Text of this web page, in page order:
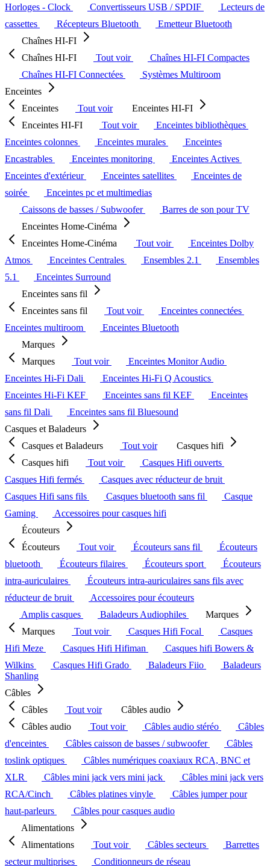
Horloges - Clock
Convertisseurs USB / SPDIF
Lecteurs de
cassettes
Récepteurs Bluetooth
Emetteur Bluetooth
Chaînes HI-FI
Chaînes HI-FI
Tout voir
Chaînes HI-FI Compactes
Chaînes HI-FI Connectées
Systèmes Multiroom
Enceintes
Enceintes
Tout voir
Enceintes HI-FI
Enceintes HI-FI
Tout voir
Enceintes bibliothèques
Enceintes colonnes
Enceintes murales
Enceintes
Encastrables
Enceintes monitoring
Enceintes Actives
Enceintes d'extérieur
Enceintes satellites
Enceintes de
soirée
Enceintes pc et multimedias
Caissons de basses / Subwoofer
Barres de son pour TV
Enceintes Home-Cinéma
Enceintes Home-Cinéma
Tout voir
Enceintes Dolby
Atmos
Enceintes Centrales Ensembles 2.1
Ensembles
5.1
Enceintes Surround
Enceintes sans fil
Enceintes sans fil
Tout voir
Enceintes connectées
Enceintes multiroom
Enceintes Bluetooth
Marques
Marques
Tout voir
Enceintes Monitor Audio
Enceintes Hi-Fi Dali
Enceintes Hi-Fi Q Acoustics
Enceintes Hi-Fi KEF
Enceintes sans fil KEF
Enceintes
sans fil Dali
Enceintes sans fil Bluesound
Casques et Baladeurs
Casques et Baladeurs
Tout voir
Casques hifi
Casques hifi
Tout voir
Casques Hifi ouverts
Casques Hifi fermés
Casques avec réducteur de bruit
Casques Hifi sans fils
Casques bluetooth sans fil
Casque
Gaming
Accessoires pour casques hifi
Écouteurs
Écouteurs
Tout voir Écouteurs sans fil
Écouteurs
bluetooth
Écouteurs filaires Écouteurs sport
Écouteurs
intra-auriculaires
Écouteurs intra-auriculaires sans fils avec
réducteur de bruit
Accessoires pour écouteurs
Amplis casques
Baladeurs Audiophiles
Marques
Marques
Tout voir Casques Hifi Focal
Casques
Hifi Meze
Casques Hifi Hifiman
Casques hifi Bowers &
Wilkins
Casques Hifi Grado Baladeurs Fiio
Baladeurs
Shanling
Câbles
Câbles
Tout voir
Câbles audio
Câbles audio
Tout voir Câbles audio stéréo
Câbles
d'enceintes
Câbles caisson de basses / subwoofer
Câbles
toslink optiques
Câbles numériques coaxiaux RCA, BNC et
XLR
Câbles mini jack vers mini jack
Câbles mini jack vers
RCA/Cinch
Câbles platines vinyle
Câbles jumper pour
haut-parleurs
Câbles pour casques audio
Alimentations
Alimentations
Tout voir Câbles secteurs
Barrettes
secteur multiprises
Conditionneurs de réseau